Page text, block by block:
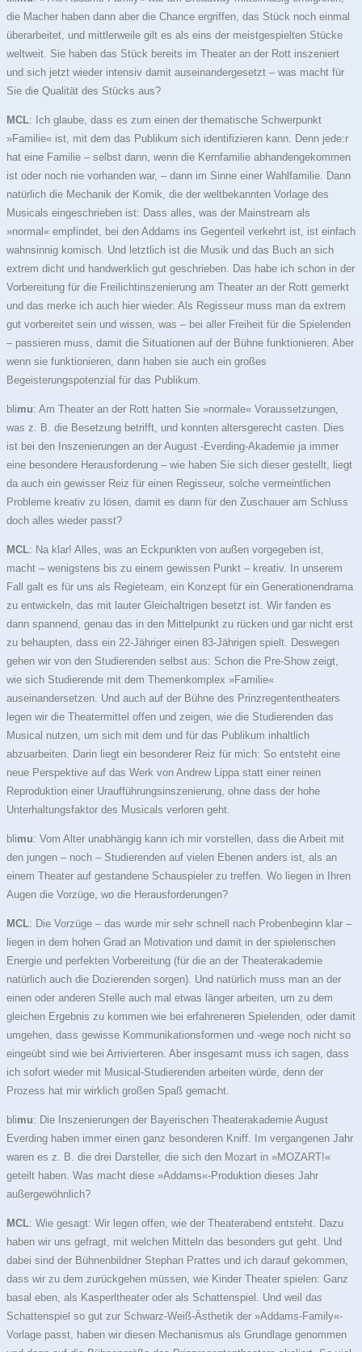
die Macher haben dann aber die Chance ergriffen, das Stück noch einmal
überarbeitet, und mittlerweile gilt es als eins der meistgespielten Stücke
weltweit. Sie haben das Stück bereits im Theater an der Rott inszeniert
und sich jetzt wieder intensiv damit auseinandergesetzt – was macht für
Sie die Qualität des Stücks aus?
MCL: Ich glaube, dass es zum einen der thematische Schwerpunkt
»Familie« ist, mit dem das Publikum sich identifizieren kann. Denn jede:r
hat eine Familie – selbst dann, wenn die Kernfamilie abhandengekommen
ist oder noch nie vorhanden war, – dann im Sinne einer Wahlfamilie. Dann
natürlich die Mechanik der Komik, die der weltbekannten Vorlage des
Musicals eingeschrieben ist: Dass alles, was der Mainstream als
»normal« empfindet, bei den Addams ins Gegenteil verkehrt ist, ist einfach
wahnsinnig komisch. Und letztlich ist die Musik und das Buch an sich
extrem dicht und handwerklich gut geschrieben. Das habe ich schon in der
Vorbereitung für die Freilichtinszenierung am Theater an der Rott gemerkt
und das merke ich auch hier wieder: Als Regisseur muss man da extrem
gut vorbereitet sein und wissen, was – bei aller Freiheit für die Spielenden
– passieren muss, damit die Situationen auf der Bühne funktionieren. Aber
wenn sie funktionieren, dann haben sie auch ein großes
Begeisterungspotenzial für das Publikum.
blimu: Am Theater an der Rott hatten Sie »normale« Voraussetzungen,
was z. B. die Besetzung betrifft, und konnten altersgerecht casten. Dies
ist bei den Inszenierungen an der August -Everding-Akademie ja immer
eine besondere Herausforderung – wie haben Sie sich dieser gestellt, liegt
da auch ein gewisser Reiz für einen Regisseur, solche vermeintlichen
Probleme kreativ zu lösen, damit es dann für den Zuschauer am Schluss
doch alles wieder passt?
MCL: Na klar! Alles, was an Eckpunkten von außen vorgegeben ist,
macht – wenigstens bis zu einem gewissen Punkt – kreativ. In unserem
Fall galt es für uns als Regieteam, ein Konzept für ein Generationendrama
zu entwickeln, das mit lauter Gleichaltrigen besetzt ist. Wir fanden es
dann spannend, genau das in den Mittelpunkt zu rücken und gar nicht erst
zu behaupten, dass ein 22-Jähriger einen 83-Jährigen spielt. Deswegen
gehen wir von den Studierenden selbst aus: Schon die Pre-Show zeigt,
wie sich Studierende mit dem Themenkomplex »Familie«
auseinandersetzen. Und auch auf der Bühne des Prinzregententheaters
legen wir die Theatermittel offen und zeigen, wie die Studierenden das
Musical nutzen, um sich mit dem und für das Publikum inhaltlich
abzuarbeiten. Darin liegt ein besonderer Reiz für mich: So entsteht eine
neue Perspektive auf das Werk von Andrew Lippa statt einer reinen
Reproduktion einer Uraufführungsinszenierung, ohne dass der hohe
Unterhaltungsfaktor des Musicals verloren geht.
blimu: Vom Alter unabhängig kann ich mir vorstellen, dass die Arbeit mit
den jungen – noch – Studierenden auf vielen Ebenen anders ist, als an
einem Theater auf gestandene Schauspieler zu treffen. Wo liegen in Ihren
Augen die Vorzüge, wo die Herausforderungen?
MCL: Die Vorzüge – das wurde mir sehr schnell nach Probenbeginn klar –
liegen in dem hohen Grad an Motivation und damit in der spielerischen
Energie und perfekten Vorbereitung (für die an der Theaterakademie
natürlich auch die Dozierenden sorgen). Und natürlich muss man an der
einen oder anderen Stelle auch mal etwas länger arbeiten, um zu dem
gleichen Ergebnis zu kommen wie bei erfahreneren Spielenden, oder damit
umgehen, dass gewisse Kommunikationsformen und -wege noch nicht so
eingeübt sind wie bei Arrivierteren. Aber insgesamt muss ich sagen, dass
ich sofort wieder mit Musical-Studierenden arbeiten würde, denn der
Prozess hat mir wirklich großen Spaß gemacht.
blimu: Die Inszenierungen der Bayerischen Theaterakademie August
Everding haben immer einen ganz besonderen Kniff. Im vergangenen Jahr
waren es z. B. die drei Darsteller, die sich den Mozart in »MOZART!«
geteilt haben. Was macht diese »Addams«-Produktion dieses Jahr
außergewöhnlich?
MCL: Wie gesagt: Wir legen offen, wie der Theaterabend entsteht. Dazu
haben wir uns gefragt, mit welchen Mitteln das besonders gut geht. Und
dabei sind der Bühnenbildner Stephan Prattes und ich darauf gekommen,
dass wir zu dem zurückgehen müssen, wie Kinder Theater spielen: Ganz
basal eben, als Kasperltheater oder als Schattenspiel. Und weil das
Schattenspiel so gut zur Schwarz-Weiß-Ästhetik der »Addams-Family«-
Vorlage passt, haben wir diesen Mechanismus als Grundlage genommen